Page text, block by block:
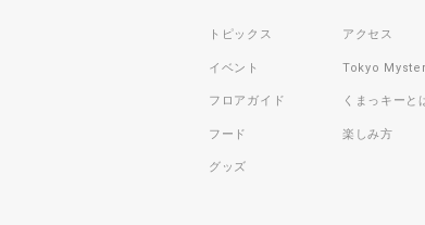
トピックス
イベント
フロアガイド
フード
グッズ
アクセス
Tokyo
くまっキーと
楽しみ方